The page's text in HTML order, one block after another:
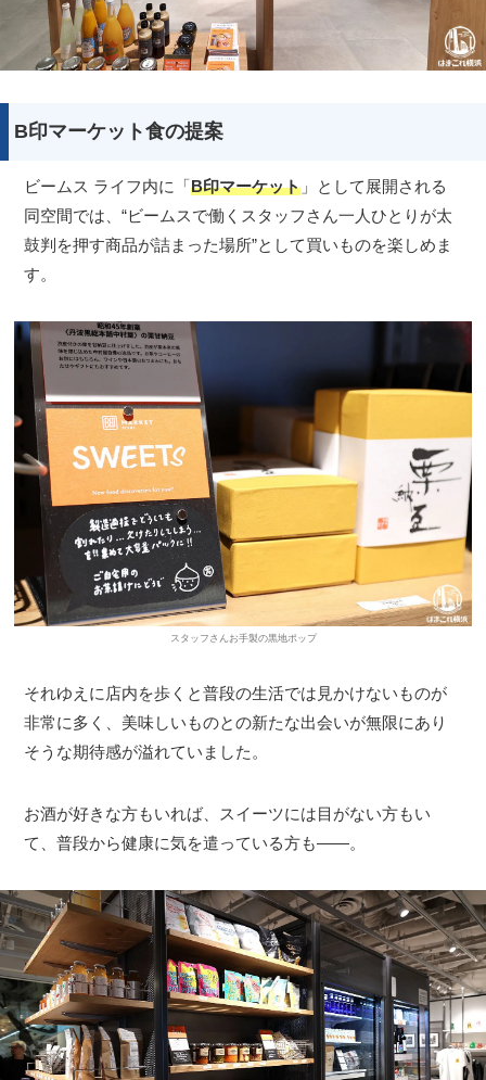
B印マーケット食の提案
ビームス ライフ内に「B印マーケット 」として展開される
同空間では、“ビームスで働くスタッフさん一人ひとりが太
鼓判を押す商品が詰まった場所”として買いものを楽しめま
す。
スタッフさんお手製の黒地ポップ
それゆえに店内を歩くと普段の生活では見かけないものが
非常に多く、美味しいものとの新たな出会いが無限にあり
そうな期待感が溢れていました。
お酒が好きな方もいれば、スイーツには目がない方もい
て、普段から健康に気を遣っている方も――。